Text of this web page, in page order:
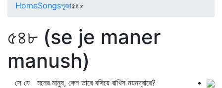
HomeSongsপূজা৫৪৮
৫৪৮ (se je maner
manush)
সে যে মনের মানুষ, কেন তারে বসিয়ে রাখিস নয়নদ্বারে?